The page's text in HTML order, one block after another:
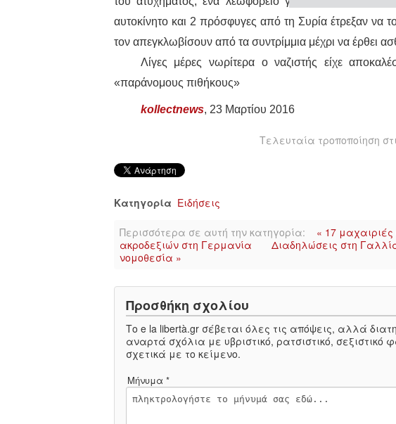
αυτοκίνητο και 2 πρόσφυγες από τη Συρία έτρεξαν να
τον απεγκλωβίσουν από τα συντρίμμια μέχρι να έρθει
Λίγες μέρες νωρίτερα ο ναζιστής είχε
«παράνομους πιθήκους»
kollectnews, 23 Μαρτίου 2016
Τελευταία τροποποίηση
Κατηγορία Ειδήσεις
Περισσότερα σε αυτή την κατηγορία:
« 17
ακροδεξιών στη Γερμανία
Διαδηλώσεις στη
νομοθεσία »
Προσθήκη σχολίου
Το e la libertà.gr σέβεται όλες τις απόψεις, αλλά
αναρτά σχόλια με υβριστικό, ρατσιστικό, σεξιστικό
σχετικά με το κείμενο.
Μήνυμα *